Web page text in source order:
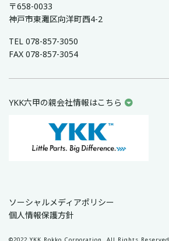
〒658-0033
神戸市東灘区向洋町西4-2
TEL 078-857-3050
FAX 078-857-3054
YKK六甲の親会社情報はこちら
ソーシャルメディアポリシー
個人情報保護方針